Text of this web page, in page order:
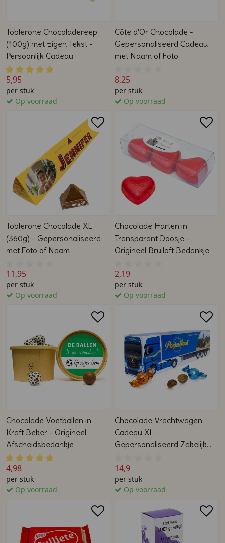
Toblerone Chocoladereep
(100g) met Eigen Tekst -
Persoonlijk Cadeau
5,95
per stuk
Op voorraad
Côte d'Or Chocolade -
Gepersonaliseerd Cadeau
met Naam of Foto
8,25
per stuk
Op voorraad
Toblerone Chocolade XL
(360g) - Gepersonaliseerd
met Foto of Naam
11,95
per stuk
Op voorraad
Chocolade Harten in
Transparant Doosje -
Origineel Bruiloft Bedankje
2,19
per stuk
Op voorraad
Chocolade Voetballen in
Kraft Beker - Origineel
Afscheidsbedankje
4,98
per stuk
Op voorraad
Chocolade Vrachtwagen
Cadeau XL -
Gepersonaliseerd Zakelijk
14,9
per stuk
Op voorraad